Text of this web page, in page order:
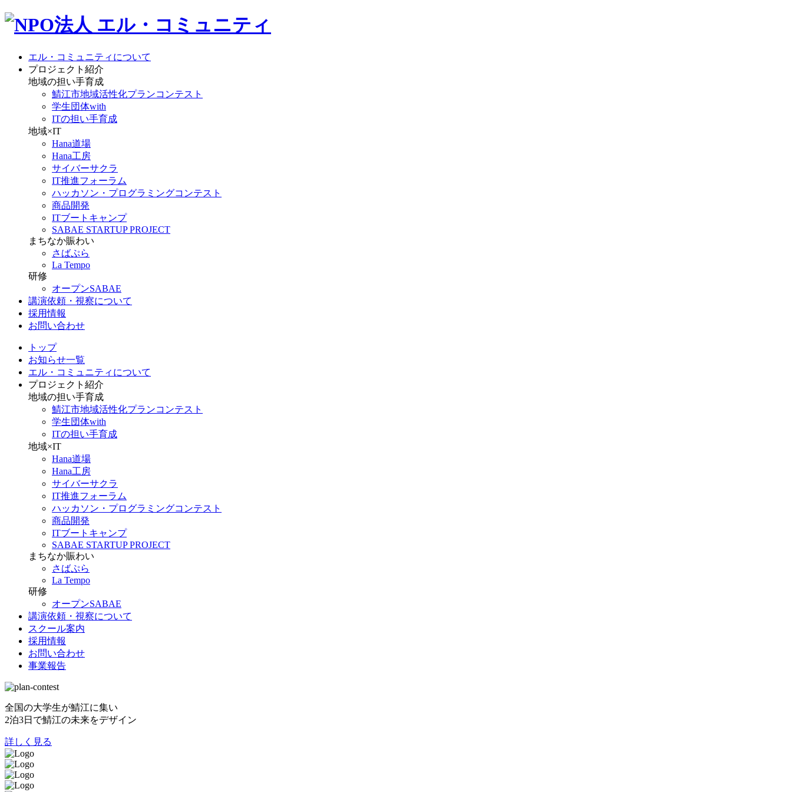
エル・コミュニティについて
プロジェクト紹介
地域の担い手育成
鯖江市地域活性化プランコンテスト
学生団体with
ITの担い手育成
地域×IT
Hana道場
Hana工房
サイバーサクラ
IT推進フォーラム
ハッカソン・プログラミングコンテスト
商品開発
ITブートキャンプ
SABAE STARTUP PROJECT
まちなか賑わい
さばぷら
La Tempo
研修
オープンSABAE
講演依頼・視察について
採用情報
お問い合わせ
トップ
お知らせ一覧
エル・コミュニティについて
プロジェクト紹介
地域の担い手育成
鯖江市地域活性化プランコンテスト
学生団体with
ITの担い手育成
地域×IT
Hana道場
Hana工房
サイバーサクラ
IT推進フォーラム
ハッカソン・プログラミングコンテスト
商品開発
ITブートキャンプ
SABAE STARTUP PROJECT
まちなか賑わい
さばぷら
La Tempo
研修
オープンSABAE
講演依頼・視察について
スクール案内
採用情報
お問い合わせ
事業報告
全国の大学生が鯖江に集い
2泊3日で鯖江の未来をデザイン
詳しく見る